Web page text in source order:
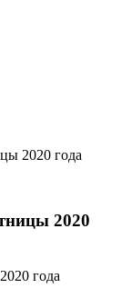
2020 года
2020